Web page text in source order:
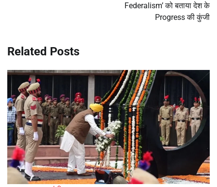
Federalism’ को बताया देश के
Progress की कुंजी
Related Posts